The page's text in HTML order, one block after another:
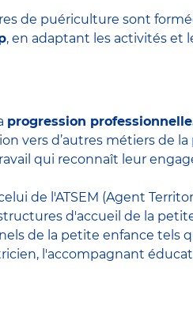
de puériculture sont
, en adaptant les activités et
progression
vers d’autres métiers de
qui reconnaît leur
de l'ATSEM (Agent
d'accueil de la
de la petite enfance tels
, l'accompagnant